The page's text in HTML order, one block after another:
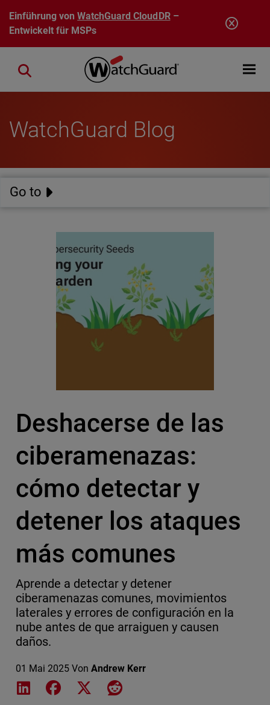
Direkt zum Inhalt
Einführung vonWatchGuard CloudDR–
Entwickelt für MSPs
Open
Close search
WatchGuard Blog
Go to
Deshacerse de las
ciberamenazas:
cómo detectar y
detener los ataques
más comunes
Aprende a detectar y detener
ciberamenazas comunes, movimientos
laterales y errores de configuración en la
nube antes de que arraiguen y causen
daños.
01 Mai 2025 Von Andrew Kerr
Share on LinkedIn
Share on Facebook
Share on XShare on Reddit